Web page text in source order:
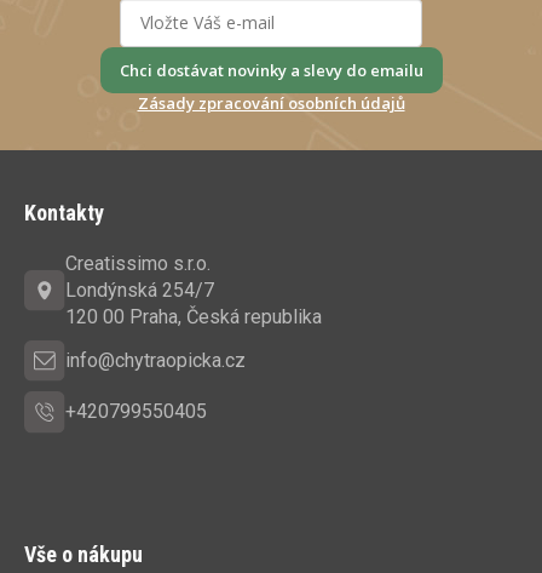
Chci dostávat novinky a slevy do emailu
Zásady zpracování osobních údajů
Kontakty
Creatissimo s.r.o.
Londýnská 254/7
120 00 Praha, Česká republika
info@chytraopicka.cz
+420799550405
Vše o nákupu